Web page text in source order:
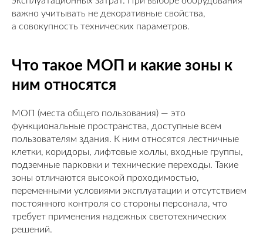
важно учитывать не декоративные свойства,
а совокупность технических параметров.
Что такое МОП и какие зоны к
ним относятся
МОП (места общего пользования) — это
функциональные пространства, доступные всем
пользователям здания. К ним относятся лестничные
клетки, коридоры, лифтовые холлы, входные группы,
подземные парковки и технические переходы. Такие
зоны отличаются высокой проходимостью,
переменными условиями эксплуатации и отсутствием
постоянного контроля со стороны персонала, что
требует применения надежных светотехнических
решений.